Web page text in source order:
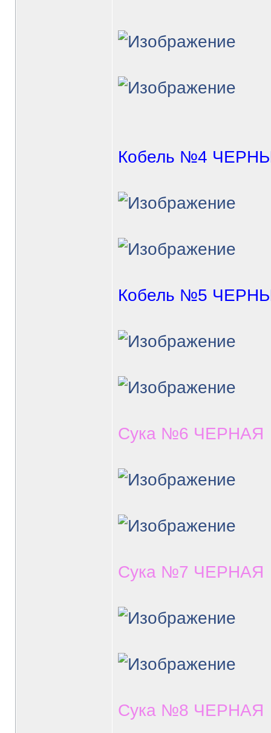
Кобель №4
Кобель №5
Сука №6 ЧЕРНАЯ
Сука №7 ЧЕРНАЯ
Сука №8 ЧЕРНАЯ